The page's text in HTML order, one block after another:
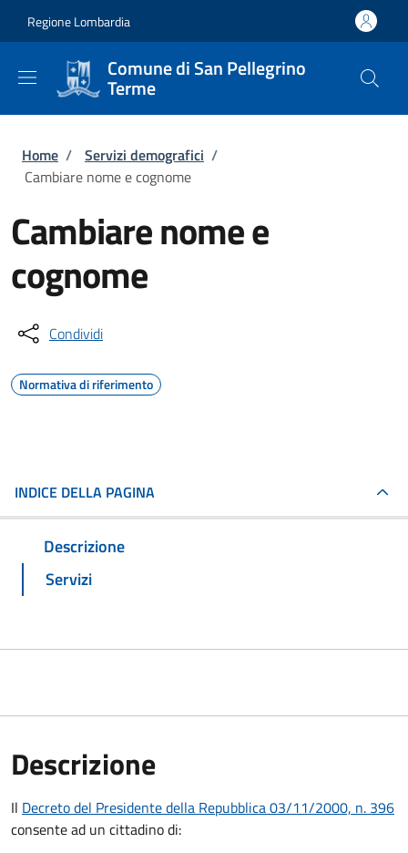
Regione Lombardia
Comune di San Pellegrino
Terme
Briciole di pane
Home / Servizi demografici /
Cambiare nome e cognome
Cambiare nome e
cognome
Condividi
Normativa di riferimento
INDICE DELLA PAGINA
Descrizione
Servizi
Descrizione
Il Decreto del Presidente della Repubblica 03/11/2000, n. 396
consente ad un cittadino di: